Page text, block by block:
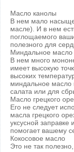
Масло канолы
В нем мало
масле). И в нем
поглощаемого
полезного для
Миндальное масло
В нем много
имеет высокую
высоких
миндальное масло
салата или для
Масло грецкого
Его не следует
масла грецкого
уксусной
помогает вашему
Кокосовое масло
Это не так